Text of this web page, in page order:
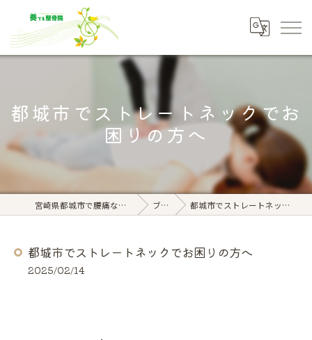
都城市でストレートネックでお
困りの方へ
宮崎県都城市で腰痛なら奏でる整骨院 ブログ 都城市でストレートネックでお困りの方へ
都城市でストレートネックでお困りの方へ
2025/02/14